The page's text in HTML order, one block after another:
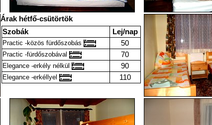
Árak hétfő-csütörtök
Szobák
Lej/nap
Practic -közös fürdőszobás 50
Practic -fürdőszobával 70
Elegance -erkély nélkül 90
Elegance -erkéllyel 110